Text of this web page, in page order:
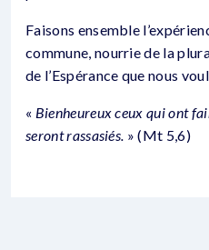
Faisons ensemble
commune, nourrie de la
de l’Espérance que nous
« Bienheureux ceux qui ont
seront rassasiés. » (Mt 5,6)